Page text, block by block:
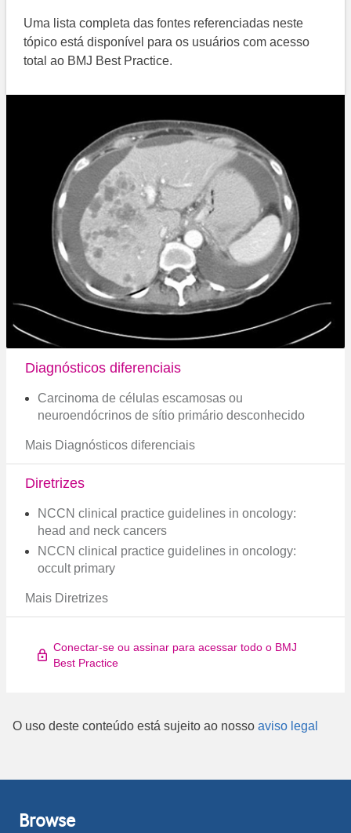
Uma lista completa das fontes referenciadas neste
tópico está disponível para os usuários com acesso
total ao BMJ Best Practice.
Diagnósticos diferenciais
Carcinoma de células escamosas ou
neuroendócrinos de sítio primário desconhecido
Mais Diagnósticos diferenciais
Diretrizes
NCCN clinical practice guidelines in oncology:
head and neck cancers
NCCN clinical practice guidelines in oncology:
occult primary
Mais Diretrizes
Conectar-se ou assinar para acessar todo o BMJ
Best Practice
O uso deste conteúdo está sujeito ao nosso aviso legal
Browse